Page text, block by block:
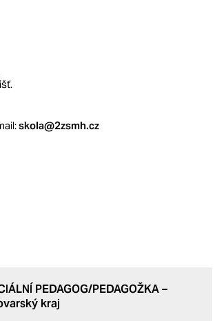
skola@2zsmh.cz
PEDAGOG/PEDAGOŽKA –
kraj